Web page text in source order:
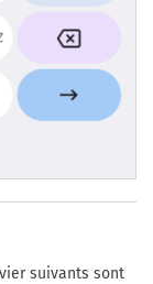
suivants sont